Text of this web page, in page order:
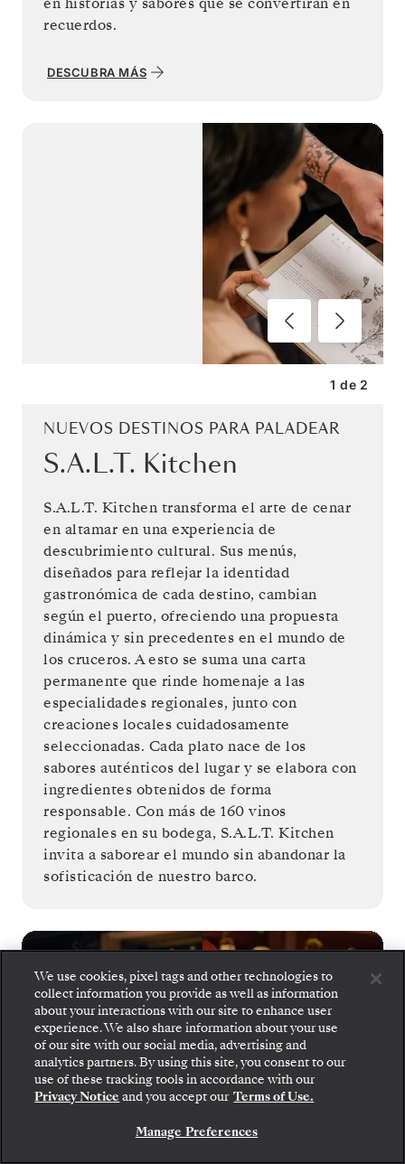
en historias y sabores que se convertirán en
recuerdos.
DESCUBRA MÁS
1 de 2
NUEVOS DESTINOS PARA PALADEAR
S.A.L.T. Kitchen
S.A.L.T. Kitchen transforma el arte de cenar
en altamar en una experiencia de
descubrimiento cultural. Sus menús,
diseñados para reflejar la identidad
gastronómica de cada destino, cambian
según el puerto, ofreciendo una propuesta
dinámica y sin precedentes en el mundo de
los cruceros. A esto se suma una carta
permanente que rinde homenaje a las
especialidades regionales, junto con
creaciones locales cuidadosamente
seleccionadas. Cada plato nace de los
sabores auténticos del lugar y se elabora con
ingredientes obtenidos de forma
responsable. Con más de 160 vinos
regionales en su bodega, S.A.L.T. Kitchen
invita a saborear el mundo sin abandonar la
sofisticación de nuestro barco.
Regístrate para ofertas y noticias
REGÍSTRATE Y RECIBE OFERTAS
We use cookies, pixel tags and other technologies to
collect information you provide as well as information
about your interactions with our site to enhance user
experience. We also share information about your use
of our site with our social media, advertising and
analytics partners. By using this site, you consent to our
use of these tracking tools in accordance with our
Privacy Notice and you accept our Terms of Use.
Manage Preferences